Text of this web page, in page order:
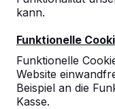
kann.
Funktionelle
Funktionelle
Website
Beispiel an die
Kasse.